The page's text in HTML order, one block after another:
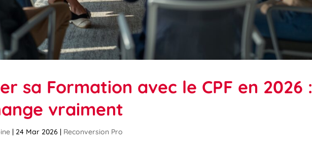
sa Formation avec le CPF en 2026 :
vraiment
24 Mar 2026 Reconversion Pro